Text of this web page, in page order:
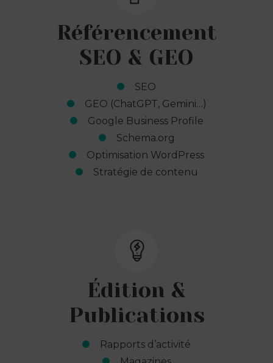
Référencement
SEO & GEO
SEO
GEO (ChatGPT, Gemini…)
Google Business Profile
Schema.org
Optimisation WordPress
Stratégie de contenu
Édition &
Publications
Rapports d’activité